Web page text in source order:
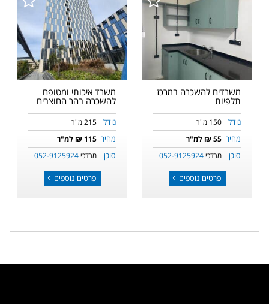
משרדים להשכרה במרכז
תלפיות
גודל 150 מ"ר
מחיר 55 ₪ למ"ר
סוכן מרדכי052-9125924
פרטים נוספים
משרד איכותי ומטופח
להשכרה בהר החוצבים
גודל 215 מ"ר
מחיר 115 ₪ למ"ר
סוכן מרדכי052-9125924
פרטים נוספים